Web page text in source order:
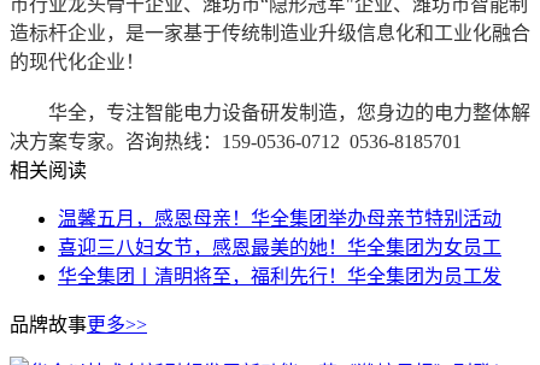
市行业龙头骨干企业、潍坊市“隐形冠军"企业、潍坊市智能制
造标杆企业，是一家基于传统制造业升级信息化和工业化融合
的现代化企业！
华全，专注智能电力设备研发制造，您身边的电力整体解
决方案专家。咨询热线：159-0536-0712 0536-8185701
相关阅读
温馨五月，感恩母亲！华全集团举办母亲节特别活动
喜迎三八妇女节，感恩最美的她！华全集团为女员工
华全集团丨清明将至，福利先行！华全集团为员工发
品牌故事更多>>